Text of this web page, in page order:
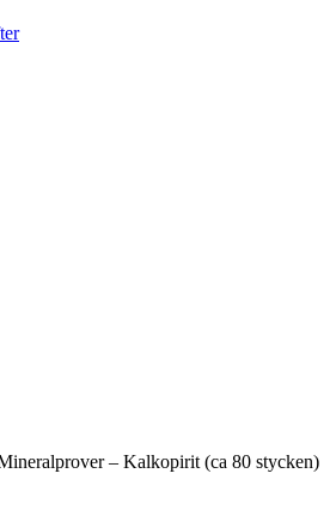
– Kalkopirit (ca 80 stycken)